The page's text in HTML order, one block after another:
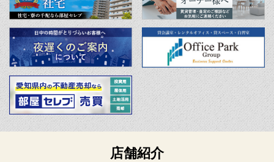
店舗紹介